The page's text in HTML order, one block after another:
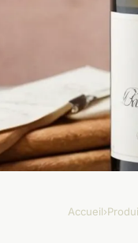
Accueil›